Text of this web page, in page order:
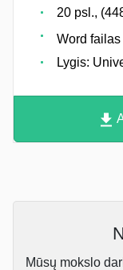
20 psl.,
Word failas
Lygis:
Mūsų mokslo